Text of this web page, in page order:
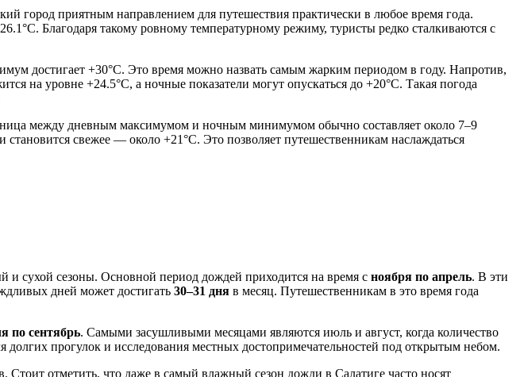
город приятным направлением для путешествия практически в любое время года.
Благодаря такому ровному температурному режиму, туристы редко сталкиваются с
достигает +30°C. Это время можно назвать самым жарким периодом в году. Напротив,
на уровне +24.5°C, а ночные показатели могут опускаться до +20°C. Такая погода
между дневным максимумом и ночным минимумом обычно составляет около 7–9
свежее — около +21°C. Это позволяет путешественникам наслаждаться
и сухой сезоны. Основной период дождей приходится на время с ноября по апрель. В эти
дней может достигать 30–31 дня в месяц. Путешественникам в это время года
по сентябрь. Самыми засушливыми месяцами являются июль и август, когда количество
долгих прогулок и исследования местных достопримечательностей под открытым небом.
Стоит отметить, что даже в самый влажный сезон дожди в Салатиге часто носят